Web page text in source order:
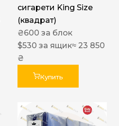
сигарети King Size
(квадрат)
₴600 за блок
$530 за ящик≈ 23 850
₴
Купить